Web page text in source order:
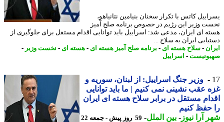
کاتس با تکرار سخنان بنیامین نتانیاهو،
وزیر این رژیم در خصوص برنامه صلح آمیز
ای ایران، مدعی شد: اسراییل باید توانایی اقدام مستقل برای جلوگیری از
ایران به سلاح ...
- سلاح هسته ای- برنامه صلح آمیز هسته ای- هسته ای- نخست وزیر -
-اسراییل
وزیر جنگ اسراییل: از لبنان، سوریه و
عقب نشینی نمی کنیم | ما باید توانایی
مستقل در برابر سلاح هسته ای ایران
حفظ کنیم
آرا نیوز-بین الملل-
59 روز پیش - جمعه 22